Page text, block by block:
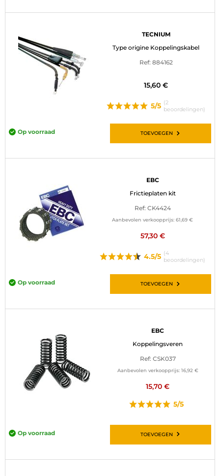
TECNIUM
Type origine Koppelingskabel
Ref: 884162
15,60 €
5/5 (2
beoordelingen)
Op voorraad TOEVOEGEN
EBC
Frictieplaten kit
Ref: CK4424
Aanbevolen verkoopprijs: 61,69 €
57,30 €
4.5/5 (4
beoordelingen)
Op voorraad TOEVOEGEN
EBC
Koppelingsveren
Ref: CSK037
Aanbevolen verkoopprijs: 16,92 €
15,70 €
5/5
Op voorraad TOEVOEGEN